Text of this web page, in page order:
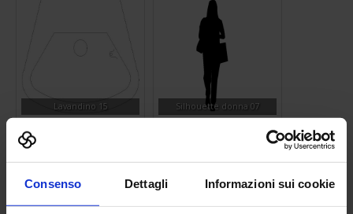
Consenso Dettagli Informazioni sui cookie
Lavandino 15 Silhouette donna 07